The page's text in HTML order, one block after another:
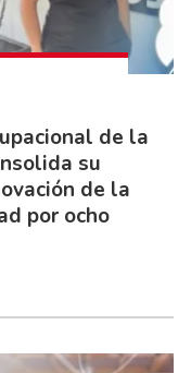
de la
su
de la
por ocho